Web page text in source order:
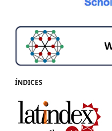
ÍNDICES